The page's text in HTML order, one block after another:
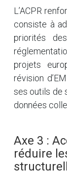
L’ACPR
consiste à
priorités
projets
révision
ses outils de
données
Axe 3 :
réduire